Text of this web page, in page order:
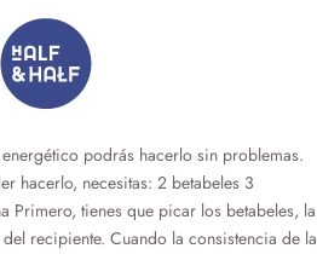
podrás hacerlo sin problemas.
hacerlo, necesitas: 2 betabeles 3
Primero, tienes que picar los betabeles, la
recipiente. Cuando la consistencia de la